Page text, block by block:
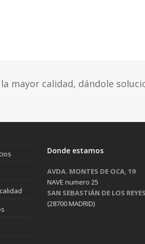
mayor calidad, dándole
Donde estamos
AVDA. MONTES DE OCA, 19
NAVE numero 25
SAN SEBASTIÁN DE LOS REYES
(28700 MADRID)